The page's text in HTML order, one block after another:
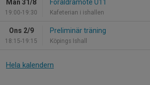
Mån 31/8
19:00-19:30
Föräldramöte U11
Kafeterian i ishallen
Ons 2/9
18:15-19:15
Preliminär träning
Köpings Ishall
Hela kalendern